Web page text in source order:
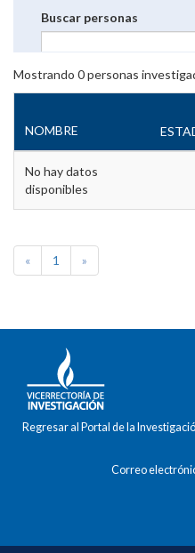
Buscar personas
Mostrando 0personas
NOMBRE
No hay datos
disponibles
« 1 »
Regresar al Portal de la
Correo